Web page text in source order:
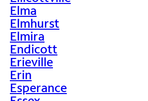
Elma
Elmhurst
Elmira
Endicott
Erieville
Erin
Esperance